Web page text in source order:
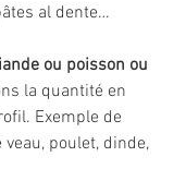
al dente…
ou poisson ou
la quantité en
Exemple de
poulet, dinde,